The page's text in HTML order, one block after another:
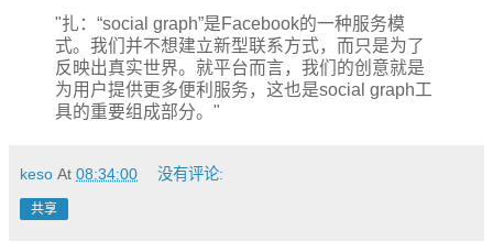
"扎：“social graph”是Facebook的一种服务模
式。我们并不想建立新型联系方式，而只是为了
反映出真实世界。就平台而言，我们的创意就是
为用户提供更多便利服务，这也是social graph工
具的重要组成部分。"
keso At 08:34:00 没有评论:
共享